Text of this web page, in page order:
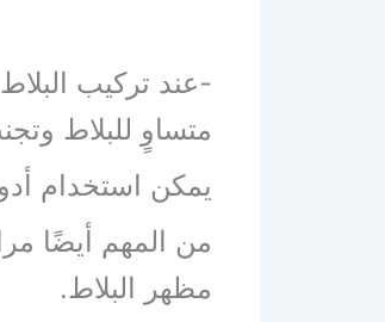
-عند تركيب
متساوٍ للبلاط
يمكن استخدام
من المهم أيضًا
مظهر البلاط.